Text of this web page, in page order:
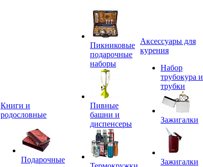
Книги и
родословные
Подарочные
Пикниковые
подарочные
наборы
Пивные
башни и
диспенсеры
Аксессуары для
курения
Набор
трубокура и
трубки
Зажигалки
Зажигалки